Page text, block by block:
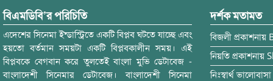
বিএমডিবি’র পরিচিতি
এদেশের সিনেমা ইন্ডাস্ট্রিতে একটি বিপ্লব ঘটতে যাচ্ছে এবং
হয়তো বর্তমান সময়টা একটি বিপ্লবকালীন সময়। এই
বিপ্লবকে বেগবান করে তুলতেই বাংলা মুভি ডেটাবেজ -
বাংলাদেশী সিনেমার ডেটাবেজ। বাংলাদেশী সিনেমা
দর্শক মতামত
বিজলী প্রকাশনায়
নিয়তি প্রকাশনায়
নিঃস্বার্থ ভালোবাসা